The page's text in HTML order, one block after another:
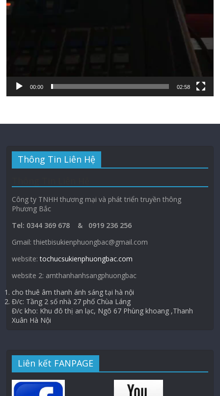
00:00 02:58
Thông Tin Liên Hệ
Công ty TNHH thương mại và phát triển truyền thông
Phương Bắc
Tel: 0344 369 678 & 0919 236 256
Gmail: thietbisukienphuongbac@gmail.com
website:tochucsukienphuongbac.com
website 2: amthanhanhsangphuongbac
cho thuê âm thanh ánh sáng tại hà nội
Đ/c: Tầng 2 số nhà 27 phố Chùa Láng
Đ/c kho: Khu đô thị an lạc, Ngõ 67 Phùng khoang ,Thanh
Xuân Hà Nội
Liên kết FANPAGE